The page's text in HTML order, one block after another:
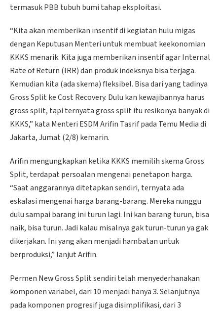
termasuk PBB tubuh bumi tahap eksploitasi.
“Kita akan memberikan insentif di kegiatan hulu migas
dengan Keputusan Menteri untuk membuat keekonomian
KKKS menarik. Kita juga memberikan insentif agar Internal
Rate of Return (IRR) dan produk indeksnya bisa terjaga.
Kemudian kita (ada skema) fleksibel. Bisa dari yang tadinya
Gross Split ke Cost Recovery. Dulu kan kewajibannya harus
gross split, tapi ternyata gross split itu resikonya banyak di
KKKS,” kata Menteri ESDM Arifin Tasrif pada Temu Media di
Jakarta, Jumat (2/8) kemarin.
Arifin mengungkapkan ketika KKKS memilih skema Gross
Split, terdapat persoalan mengenai penetapon harga.
“Saat anggarannya ditetapkan sendiri, ternyata ada
eskalasi mengenai harga barang-barang. Mereka nunggu
dulu sampai barang ini turun lagi. Ini kan barang turun, bisa
naik, bisa turun. Jadi kalau misalnya gak turun-turun ya gak
dikerjakan. Ini yang akan menjadi hambatan untuk
berproduksi,” lanjut Arifin.
Permen New Gross Split sendiri telah menyederhanakan
komponen variabel, dari 10 menjadi hanya 3. Selanjutnya
pada komponen progresif juga disimplifikasi, dari 3